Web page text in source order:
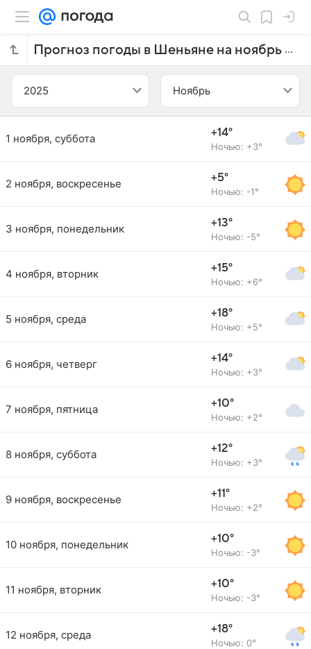
Прогноз погоды в Шеньяне на ноябрь 2025 года
2025 Ноябрь
1 ноября, суббота +14°
Ночью: +3°
2 ноября, воскресенье +5°
Ночью: -1°
3 ноября, понедельник +13°
Ночью: -5°
4 ноября, вторник +15°
Ночью: +6°
5 ноября, среда +18°
Ночью: +5°
6 ноября, четверг +14°
Ночью: +3°
7 ноября, пятница +10°
Ночью: +2°
8 ноября, суббота +12°
Ночью: +3°
9 ноября, воскресенье +11°
Ночью: +2°
10 ноября, понедельник +10°
Ночью: -3°
11 ноября, вторник +10°
Ночью: -3°
12 ноября, среда +18°
Ночью: 0°